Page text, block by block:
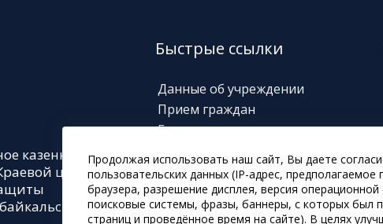
Продолжая использовать наш сайт, Вы даете
пользовательских данных (IP-адрес,
браузера, разрешение дисплея, версия
поисковые системы, фразы, баннеры, с которых был
страниц и проведённое время на сайте). В целях
казенное
центр
Быстрые ссылки
Данные об учреждении
Прием граждан
Горячие линии
Информация о выплатах